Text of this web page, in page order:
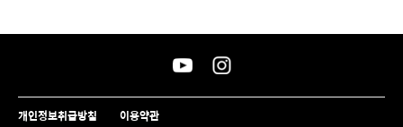
개인정보취급방침 이용약관